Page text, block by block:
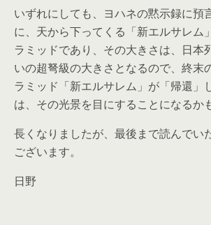
いずれにしても、ヨハネの黙示録に預
に、天から下ってくる「新エルサレム
ラミッドであり、その大きさは、日本
いの超弩級の大きさとなるので、終末
ラミッド「新エルサレム」が「帰還」
は、その光景を目にすることになるか
長くなりましたが、最後まで読んでい
ございます。
日野